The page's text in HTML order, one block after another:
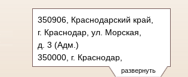
развернуть
350906, Краснодарский край,
г. Краснодар, ул. Морская,
д. 3 (Адм.)
350000, г. Краснодар,
ул. Красная, д.113 (Уг.)